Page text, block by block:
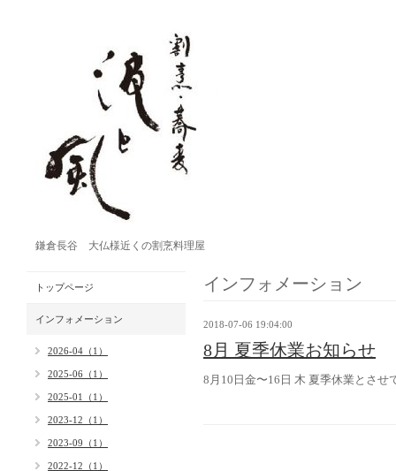
鎌倉長谷 大仏様近くの割烹料理屋
インフォメーション
2018-07-06 19:04:00
8月 夏季休業お知らせ
8月10日金〜16日 木 夏季休業とさせ
トップページ
インフォメーション
2026-04（1）
2025-06（1）
2025-01（1）
2023-12（1）
2023-09（1）
2022-12（1）